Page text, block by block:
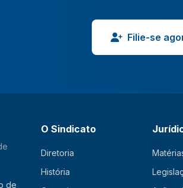
Filie-se
de
O Sindicato
Diretoria
História